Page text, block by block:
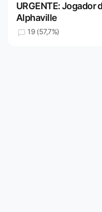
URGENTE: Jogador
Alphaville
19 (57,7%)